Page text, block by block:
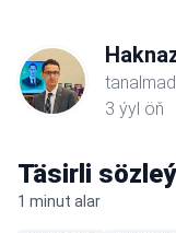
3 ýyl öň
Täsirli
1 minut alar